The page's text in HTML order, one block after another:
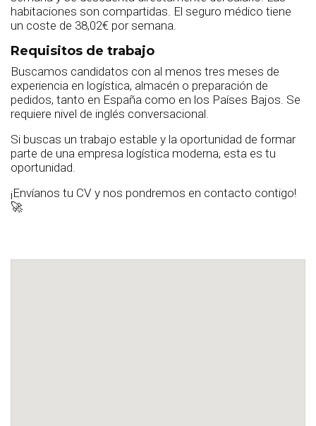
habitaciones son compartidas. El seguro médico tiene
un coste de 38,02€ por semana.
Requisitos de trabajo
Buscamos candidatos con al menos tres meses de
experiencia en logística, almacén o preparación de
pedidos, tanto en España como en los Países Bajos. Se
requiere nivel de inglés conversacional.
Si buscas un trabajo estable y la oportunidad de formar
parte de una empresa logística moderna, esta es tu
oportunidad.
¡Envíanos tu CV y nos pondremos en contacto contigo!
🚀